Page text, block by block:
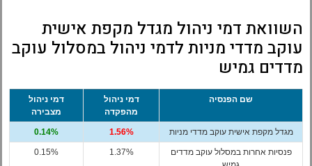
השוואת דמי ניהול מגדל מקפת אישית
עוקב מדדי מניות לדמי ניהול במסלול עוקב
מדדים גמיש
שם הפנסיה
דמי ניהול
מהפקדה
דמי ניהול
מצבירה
מגדל מקפת אישית עוקב מדדי מניות 1.56%
0.14%
פנסיות אחרות במסלול עוקב מדדים
1.37%
0.15%